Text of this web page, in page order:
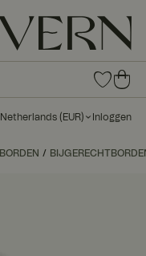
0
ite
in
ten
0
ite
ms
uw
Netherlands ( EUR) Inloggen
BORDEN